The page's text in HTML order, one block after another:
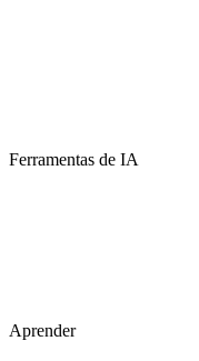
Ferramentas de IA
Aprender